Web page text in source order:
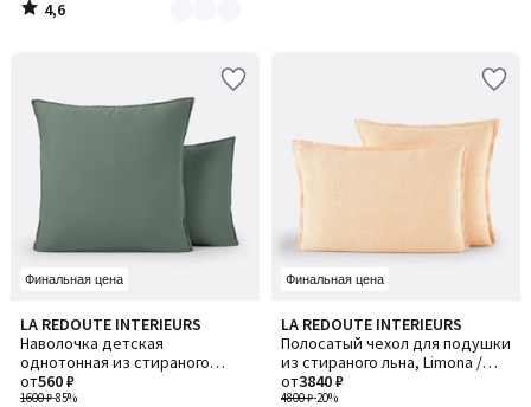
4,6
/
Финальная цена
LA REDOUTE INTERIEURS
Наволочка детская
однотонная из стираного
хлопка, Scenario / Сценарио
1600 ₽-85%
от560 ₽
4,4
/ 5
Количество
цветов:
6
Финальная цена
LA REDOUTE INTERIEURS
Полосатый чехол для подушки
из стираного льна, Limona /
Лимона
4800 ₽-20%
от3840 ₽
4,8
/ 5
Количество
цветов:
2